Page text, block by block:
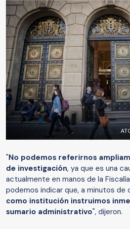
"No podemos referirnos
de investigación, ya que es una
actualmente en manos de la
podemos indicar que, a minutos de
como institución instruimos
sumario administrativo", dijeron.